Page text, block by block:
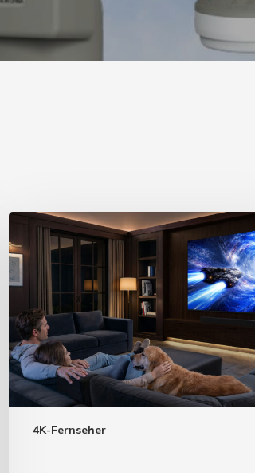
4K-Fernseher